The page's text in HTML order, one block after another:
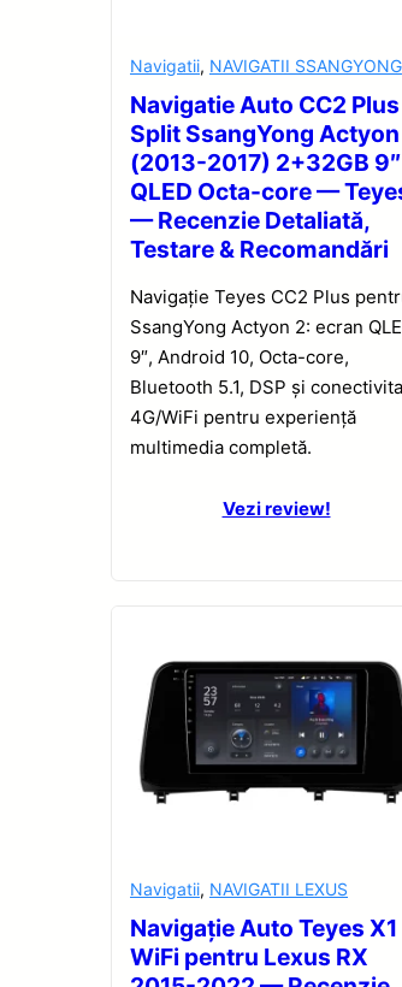
Navigatii, NAVIGATII SSANGYONG
Navigatie Auto CC2 Plus
Split SsangYong
(2013-2017) 2+32GB 9″
QLED Octa-core —
— Recenzie Detaliată,
Testare & Recomandări
Navigație Teyes CC2 Plus
SsangYong Actyon 2: ecran
9″, Android 10, Octa-core,
Bluetooth 5.1, DSP și
4G/WiFi pentru experiență
multimedia completă.
Vezi review!
Navigatii, NAVIGATII LEXUS
Navigație Auto Teyes X1
WiFi pentru Lexus RX